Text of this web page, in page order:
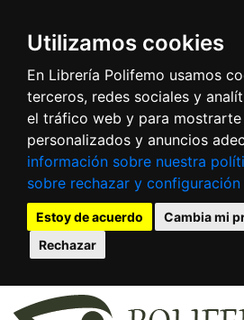
Utilizamos cookies
En Librería Polifemo usamos
terceros, redes sociales y
el tráfico web y para
personalizados y anuncios
información sobre nuestra
sobre rechazar y
Estoy de acuerdo
Cambia mi
Rechazar